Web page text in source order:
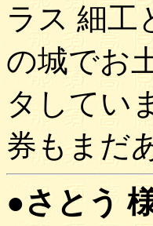
ラス 細工
の城でお
タしてい
券もまだ
●さとう